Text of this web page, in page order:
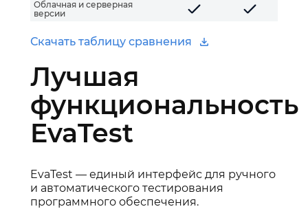
Облачная и серверная
версии
Скачать таблицу сравнения
Лучшая
функциональность
EvaTest
EvaTest — единый интерфейс для ручного
и автоматического тестирования
программного обеспечения.